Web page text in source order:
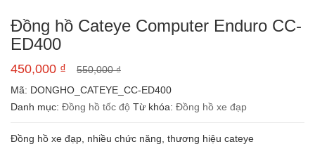
Đồng hồ Cateye Computer Enduro CC-
ED400
550,000₫
450,000 ₫
Mã: DONGHO_CATEYE_CC-ED400
Danh mục: Đồng hồ tốc độ Từ khóa: Đồng hồ xe đạp
Đồng hồ xe đạp, nhiều chức năng, thương hiệu cateye